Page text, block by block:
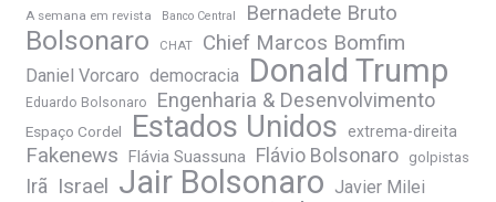
A semana em revista Banco Central Bernadete Bruto
Bolsonaro CHAT Chief Marcos Bomfim
Daniel Vorcaro democracia Donald Trump
Eduardo Bolsonaro Engenharia & Desenvolvimento
Espaço Cordel Estados Unidos extrema-direita
Fakenews Flávia Suassuna Flávio Bolsonaro golpistas
Irã Israel Jair Bolsonaro Javier Milei